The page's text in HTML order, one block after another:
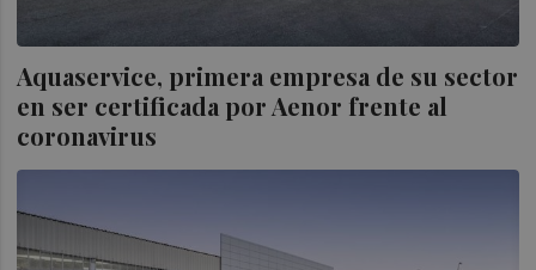
Aquaservice, primera empresa de su sector
en ser certificada por Aenor frente al
coronavirus